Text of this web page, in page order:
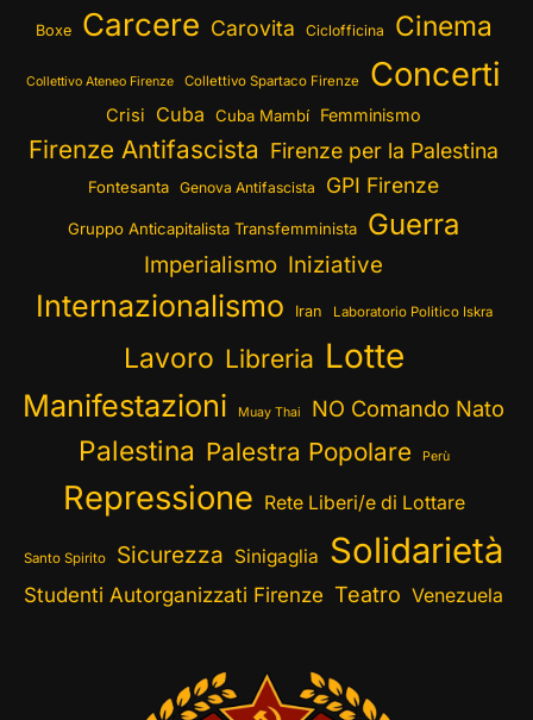
Boxe Carcere Carovita Ciclofficina Cinema
Collettivo Ateneo Firenze Collettivo Spartaco Firenze Concerti
Crisi Cuba Cuba Mambí Femminismo
Firenze Antifascista Firenze per la Palestina
Fontesanta Genova Antifascista GPI Firenze
Gruppo Anticapitalista Transfemminista Guerra
Imperialismo Iniziative
Internazionalismo Iran Laboratorio Politico Iskra
Lavoro Libreria Lotte
Manifestazioni Muay Thai NO Comando Nato
Palestina Palestra Popolare Perù
Repressione Rete Liberi/e di Lottare
Santo Spirito Sicurezza Sinigaglia Solidarietà
Studenti Autorganizzati Firenze Teatro Venezuela